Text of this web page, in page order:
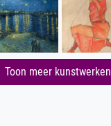
Toon meer kunstwerken